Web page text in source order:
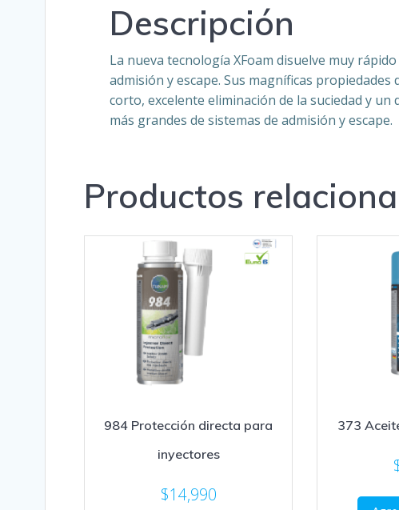
Descripción
La nueva tecnología XFoam disuelve muy
admisión y escape. Sus magníficas
corto, excelente eliminación de la suciedad y
más grandes de sistemas de admisión y escape.
Productos
984 Protección directa para
inyectores
$14,990
373